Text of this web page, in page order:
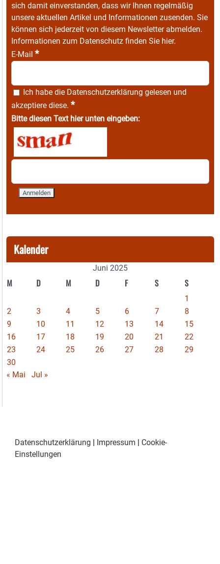
sich damit einverstanden, dass wir Ihnen regelmäßig
unsere aktuellen Artikel und Informationen zusenden. Sie
können sich jederzeit von diesem Newsletter abmelden.
Informationen zum Datenschutz finden Sie hier.
E-Mail *
Ich habe die Datenschutzerklärung gelesen und
akzeptiere diese. *
Bitte diesen Text hier unten eingeben:
Kalender
Juni 2025
M D M D F S S
1
2
3 4 5 6 7
8
9
10 11 12 13 14
15
16
17 18 19 20 21
22
23
24 25 26 27 28
29
30
« Mai
Jul »
Datenschutzerklärung | Impressum | Cookie-
Einstellungen